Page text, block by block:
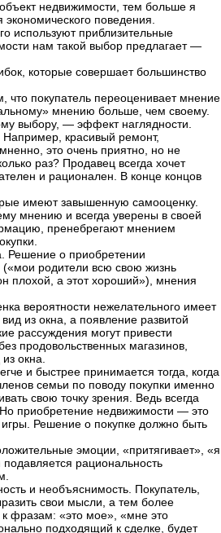
недвижимости, тем больше я
поведения.
используют приблизительные
нам такой выбор предлагает —
которые совершает большинство
что покупатель переоценивает мнение
мнению больше, чем своему.
выбору, — эффект наглядности.
красивый ремонт,
это очень приятно, но не
раз? Продавец всегда хочет
и рационален. В конце концов
имеют завышенную самооценку.
мнению и всегда уверены в своей
пренебрегают мнением
Решение о приобретении
родители всю свою жизнь
плохой, а этот хороший»), мнения
вероятности нежелательного имеет
из окна, а появление развитой
рассуждения могут привести
продовольственных магазинов,
окна.
и быстрее принимается тогда, когда
семьи по поводу покупки именно
свою точку зрения. Ведь всегда
приобретение недвижимости — это
игры. Решение о покупке должно быть
эмоции, «притягивает», «я
рациональность
и необъяснимость. Покупатель,
свои мысли, а тем более
к фразам: «это мое», «мне это
подходящий к сделке, будет